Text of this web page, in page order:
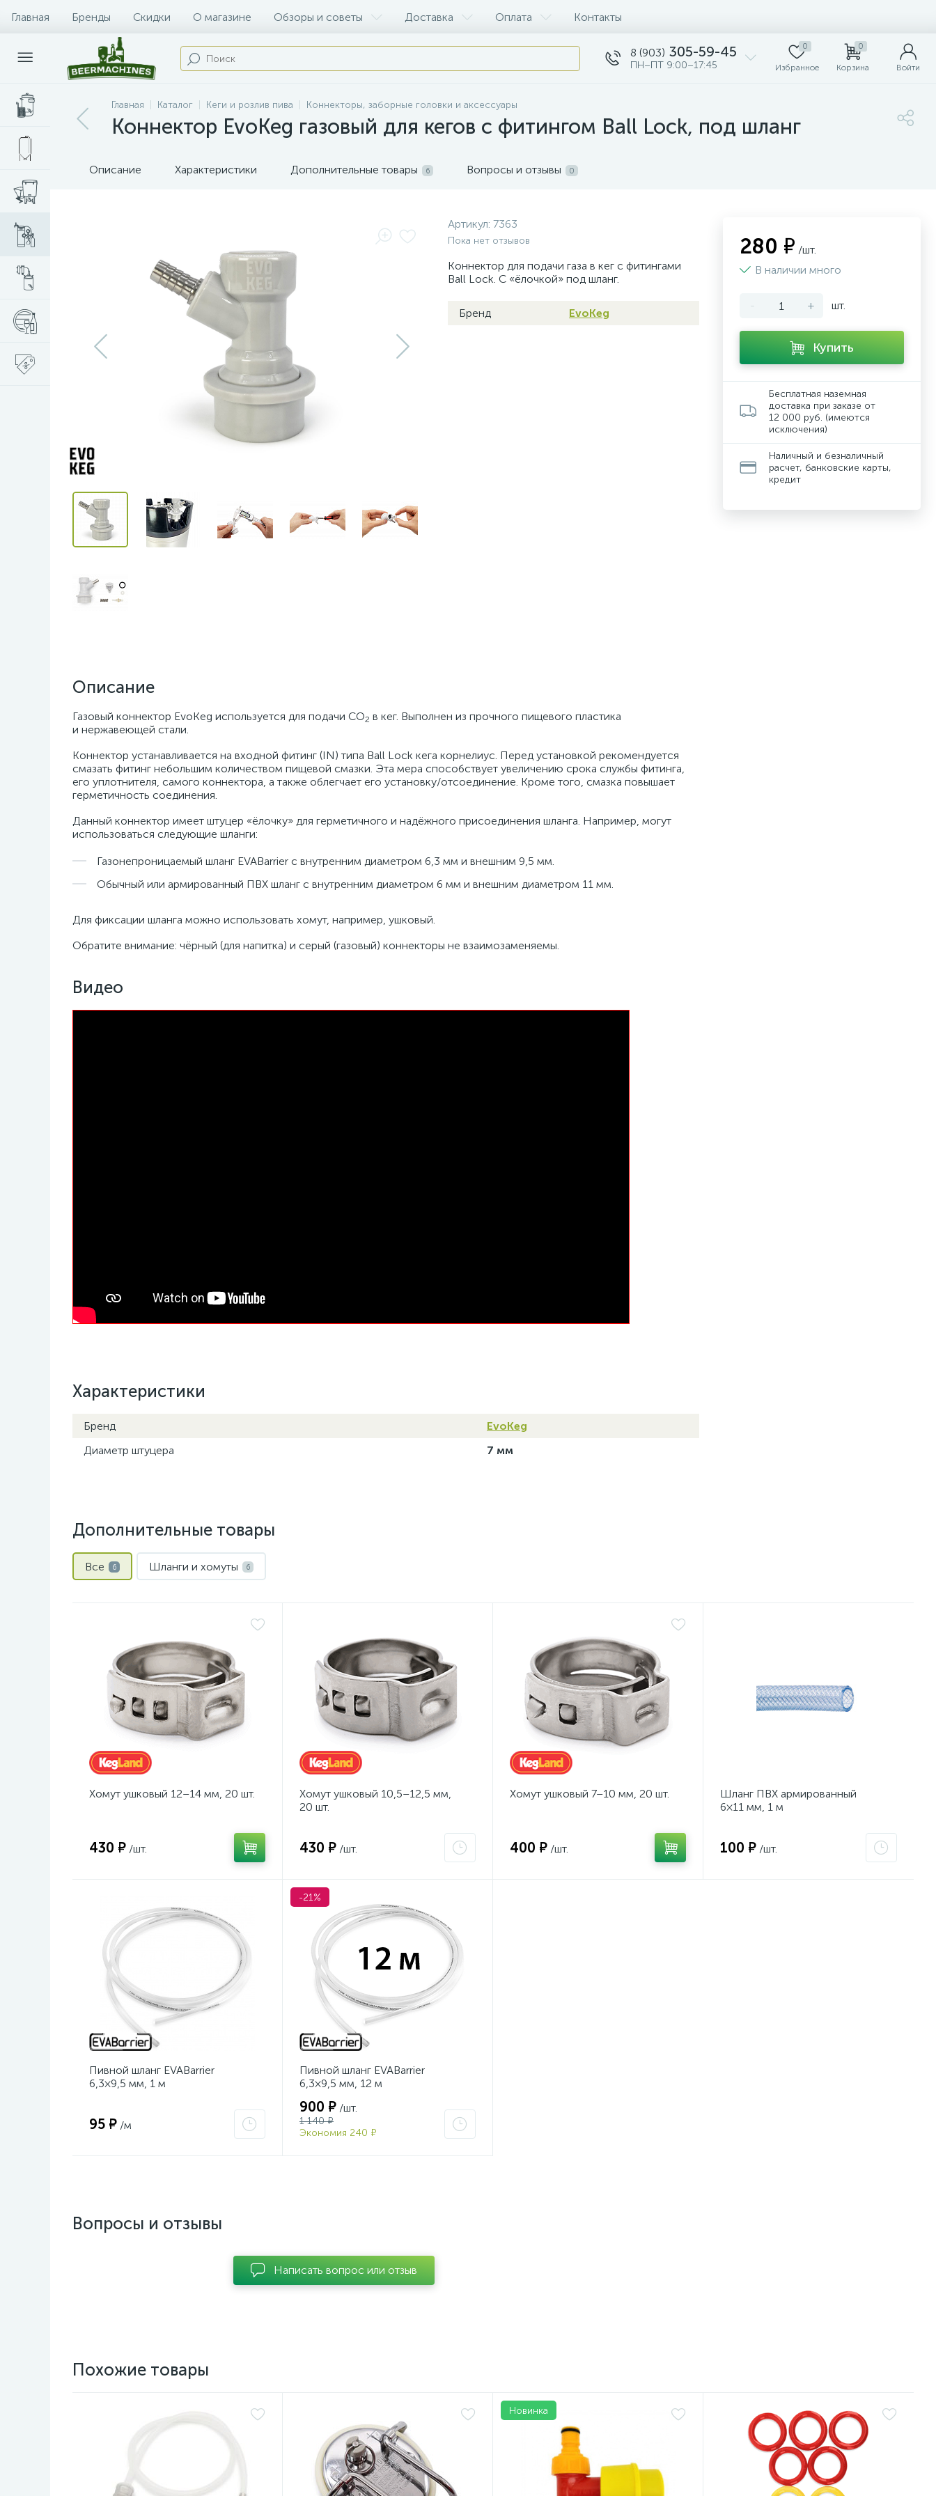
Главная Бренды Скидки О магазине Обзоры и советы Доставка Оплата Контакты
8 (903) 305-59-45
ПН–ПТ 9:00–17:45
0
Избранное
0
Корзина Войти
Главная Каталог Кеги и розлив пива Коннекторы, заборные головки и аксессуары
Коннектор EvoKeg газовый для кегов с фитингом Ball Lock, под шланг
Описание Характеристики Дополнительные товары 6 Вопросы и отзывы 0
Артикул: 7363
Пока нет отзывов
Коннектор для подачи газа в кег с фитингами
Ball Lock. С «ёлочкой» под шланг.
Бренд EvoKeg
Описание
Газовый коннектор EvoKeg используется для подачи CO2 в кег. Выполнен из прочного пищевого пластика
и нержавеющей стали.
Коннектор устанавливается на входной фитинг (IN) типа Ball Lock кега корнелиус. Перед установкой рекомендуется
смазать фитинг небольшим количеством пищевой смазки. Эта мера способствует увеличению срока службы фитинга,
его уплотнителя, самого коннектора, а также облегчает его установку/отсоединение. Кроме того, смазка повышает
герметичность соединения.
Данный коннектор имеет штуцер «ёлочку» для герметичного и надёжного присоединения шланга. Например, могут
использоваться следующие шланги:
Газонепроницаемый шланг EVABarrier с внутренним диаметром 6,3 мм и внешним 9,5 мм.
Обычный или армированный ПВХ шланг с внутренним диаметром 6 мм и внешним диаметром 11 мм.
Для фиксации шланга можно использовать хомут, например, ушковый.
Обратите внимание: чёрный (для напитка) и серый (газовый) коннекторы не взаимозаменяемы.
Видео
Характеристики
Бренд
EvoKeg
Диаметр штуцера
7 мм
280 ₽ /шт.
В наличии много
- + шт.
Купить
Бесплатная наземная
доставка при заказе от
12 000 руб. (имеются
исключения)
Наличный и безналичный
расчет, банковские карты,
кредит
Дополнительные товары
Все 6 Шланги и хомуты 6
Хомут ушковый 12–14 мм, 20 шт.
430 ₽ /шт.
Хомут ушковый 10,5–12,5 мм,
20 шт.
430 ₽ /шт.
Хомут ушковый 7–10 мм, 20 шт.
400 ₽ /шт.
Шланг ПВХ армированный
6×11 мм, 1 м
100 ₽ /шт.
Пивной шланг EVABarrier
6,3×9,5 мм, 1 м
95 ₽ /м
-21%
Пивной шланг EVABarrier
6,3×9,5 мм, 12 м
900 ₽ /шт.
1 140 ₽
Экономия 240 ₽
Вопросы и отзывы
Написать вопрос или отзыв
Похожие товары
Новинка